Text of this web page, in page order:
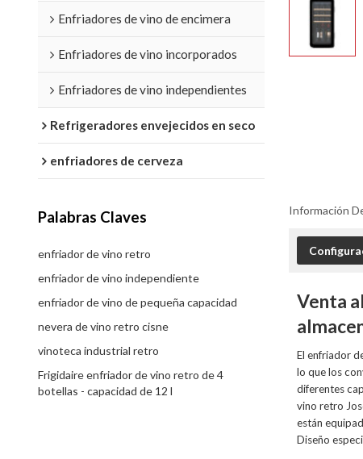
Enfriadores de vino de encimera
Enfriadores de vino incorporados
Enfriadores de vino independientes
Refrigeradores envejecidos en seco
enfriadores de cerveza
Palabras Claves
enfriador de vino retro
enfriador de vino independiente
enfriador de vino de pequeña capacidad
nevera de vino retro cisne
vinoteca industrial retro
Frigidaire enfriador de vino retro de 4
botellas - capacidad de 12 l
Información
Venta
El enfriador
lo que los
diferentes
vino retro
están
Diseño